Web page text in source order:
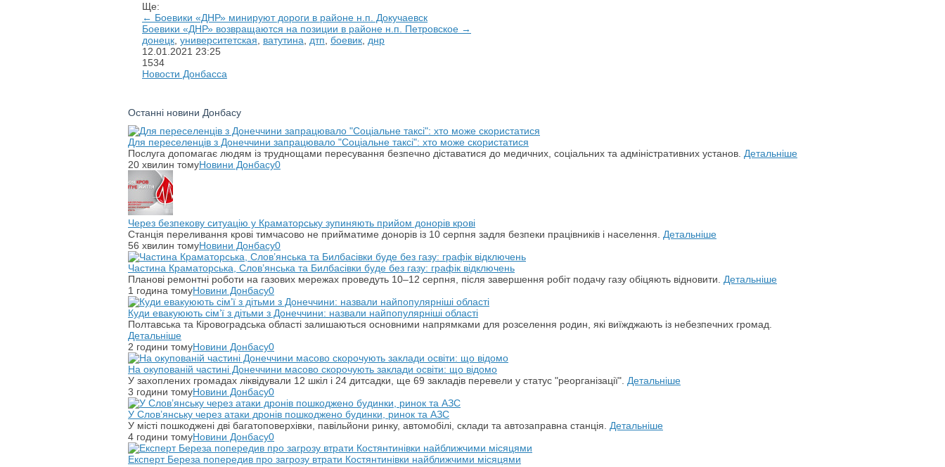
Ще:
← Боевики «ДНР» минируют дороги в районе н.п. Докучаевск
Боевики «ДНР» возвращаются на позиции в районе н.п. Петровское →
донецк университетская ватутина дтп боевик днр
12.01.2021 23:25
1534
Новости Донбасса
Останні новини Донбасу
Для переселенців з Донеччини запрацювало "Соціальне таксі": хто може скористатися
Послуга допомагає людям із труднощами пересування безпечно діставатися до медичних, соціальних та адміністративних установ. Детальніше
20 хвилин томуНовини Донбасу0
Через безпекову ситуацію у Краматорську зупиняють прийом донорів крові
Станція переливання крові тимчасово не прийматиме донорів із 10 серпня задля безпеки працівників і населення. Детальніше
56 хвилин томуНовини Донбасу0
Частина Краматорська, Слов’янська та Билбасівки буде без газу: графік відключень
Планові ремонтні роботи на газових мережах проведуть 10–12 серпня, після завершення робіт подачу газу обіцяють відновити. Детальніше
1 година томуНовини Донбасу0
Куди евакуюють сім’ї з дітьми з Донеччини: назвали найпопулярніші області
Полтавська та Кіровоградська області залишаються основними напрямками для розселення родин, які виїжджають із небезпечних громад.
Детальніше
2 години томуНовини Донбасу0
На окупованій частині Донеччини масово скорочують заклади освіти: що відомо
У захоплених громадах ліквідували 12 шкіл і 24 дитсадки, ще 69 закладів перевели у статус "реорганізації". Детальніше
3 години томуНовини Донбасу0
У Слов’янську через атаки дронів пошкоджено будинки, ринок та АЗС
У місті пошкоджені дві багатоповерхівки, павільйони ринку, автомобілі, склади та автозаправна станція. Детальніше
4 години томуНовини Донбасу0
Експерт Береза попередив про загрозу втрати Костянтинівки найближчими місяцями